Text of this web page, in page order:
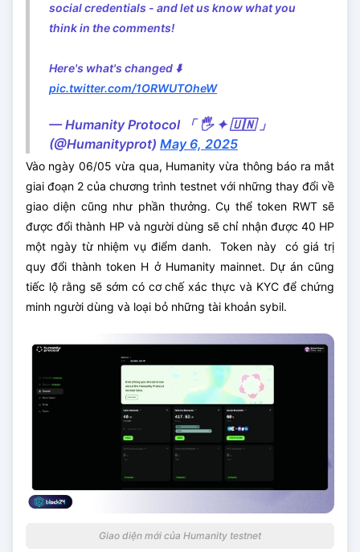
social credentials - and let us know what you
think in the comments!
Here's what's changed ⬇️
pic.twitter.com/1ORWUTOheW
— Humanity Protocol 「 🖐️ ✦ 🇺🇳 」
(@Humanityprot) May 6, 2025
Vào ngày 06/05 vừa qua, Humanity vừa thông báo ra mắt
giai đoạn 2 của chương trình testnet với những thay đổi về
giao diện cũng như phần thưởng. Cụ thể token RWT sẽ
được đổi thành HP và người dùng sẽ chỉ nhận được 40 HP
một ngày từ nhiệm vụ điểm danh. Token này có giá trị
quy đổi thành token H ở Humanity mainnet. Dự án cũng
tiếc lộ rằng sẽ sớm có cơ chế xác thực và KYC để chứng
minh người dùng và loại bỏ những tài khoản sybil.
Giao diện mới của Humanity testnet